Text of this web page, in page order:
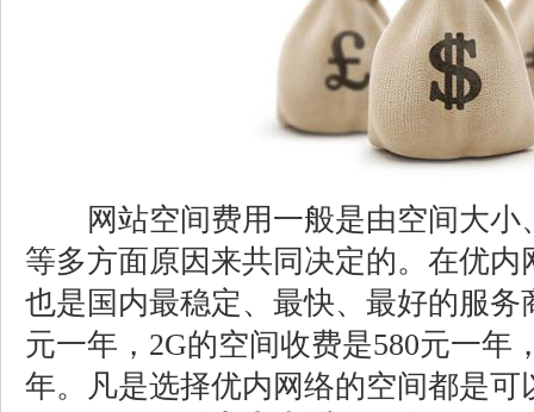
网站空间费用一般是由空间大小
等多方面原因来共同决定的。在优
也是国内最稳定、最快、最好的服务
元一年，2G的空间收费是580元一年
年。凡是选择优内网络的空间都是